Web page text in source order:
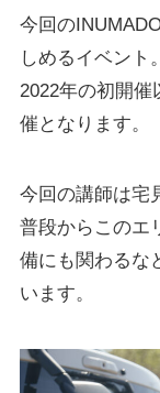
今回の
しめるイベント。
2022年の初開催
催となります。
今回の講師は宅
普段からこのエ
備にも関わるな
います。